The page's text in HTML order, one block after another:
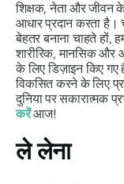
शिक्षक, नेता और जीवन
आधार प्रदान करता है।
बेहतर बनाना चाहते हों,
शारीरिक, मानसिक और
के लिए डिज़ाइन किए गए
विकसित करने के लिए
दुनिया पर सकारात्मक
करेंआज!
ले लेना